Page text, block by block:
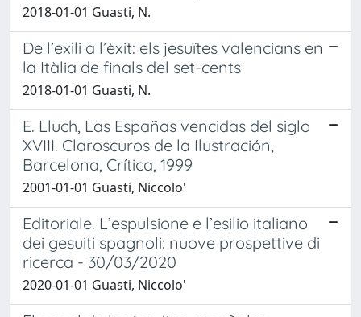
2018-01-01 Guasti, N.
De l’exili a l’èxit: els jesuïtes valencians en
la Itàlia de finals del set-cents
2018-01-01 Guasti, N.
E. Lluch, Las Españas vencidas del siglo
XVIII. Claroscuros de la Ilustración,
Barcelona, Crítica, 1999
2001-01-01 Guasti, Niccolo'
Editoriale. L’espulsione e l’esilio italiano
dei gesuiti spagnoli: nuove prospettive di
ricerca - 30/03/2020
2020-01-01 Guasti, Niccolo'